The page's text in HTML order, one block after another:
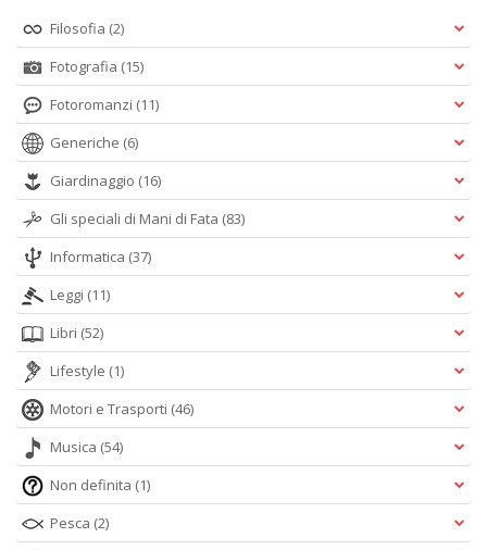
Filosofia (2)
Fotografia (15)
Fotoromanzi (11)
Generiche (6)
Giardinaggio (16)
Gli speciali di Mani di Fata (83)
Informatica (37)
Leggi (11)
Libri (52)
Lifestyle (1)
Motori e Trasporti (46)
Musica (54)
Non definita (1)
Pesca (2)